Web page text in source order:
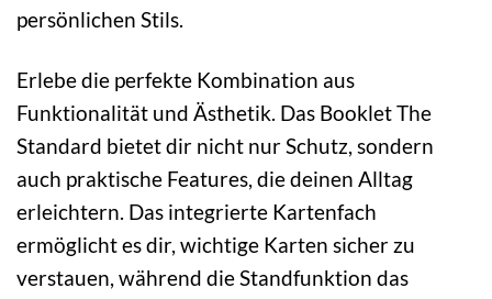
persönlichen Stils.
Erlebe die perfekte Kombination aus
Funktionalität und Ästhetik. Das Booklet The
Standard bietet dir nicht nur Schutz, sondern
auch praktische Features, die deinen Alltag
erleichtern. Das integrierte Kartenfach
ermöglicht es dir, wichtige Karten sicher zu
verstauen, während die Standfunktion das